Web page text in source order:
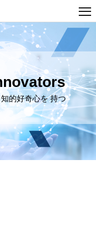
的好奇心を 持つ